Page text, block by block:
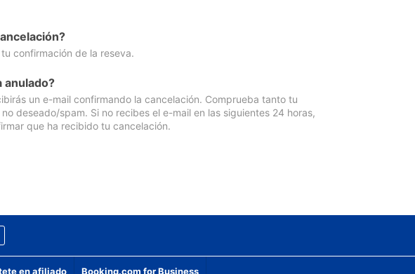
confirmación de la reseva.
anulado?
un e-mail confirmando la cancelación. Comprueba tanto tu
deseado/spam. Si no recibes el e-mail en las siguientes 24 horas,
que ha recibido tu cancelación.
en afiliado Booking.com for Business